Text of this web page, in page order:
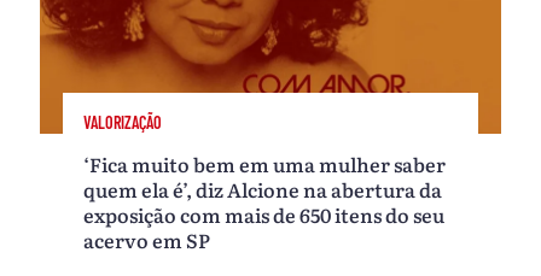
VALORIZAÇÃO
‘Fica muito bem em uma mulher saber
quem ela é’, diz Alcione na abertura da
exposição com mais de 650 itens do seu
acervo em SP